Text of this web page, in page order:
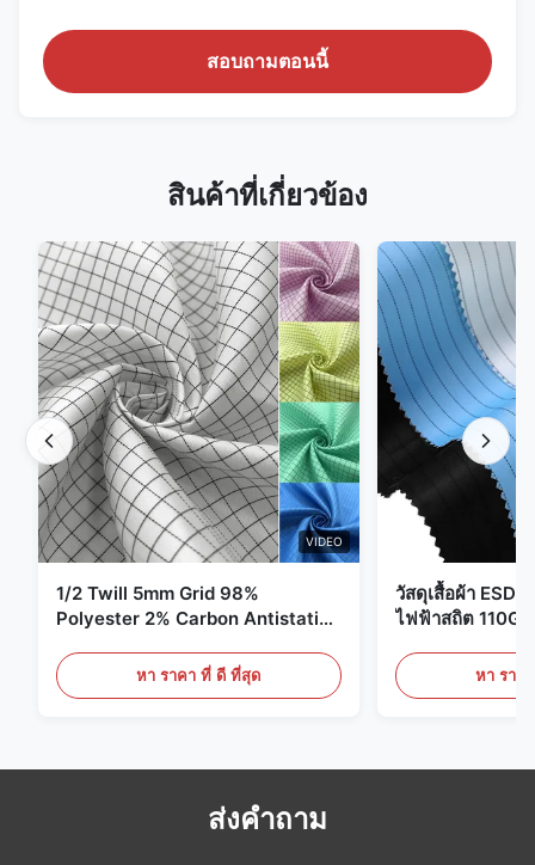
สอบถามตอนนี้
สินค้าที่เกี่ยวข้อง
VIDEO
1/2 Twill 5mm Grid 98%
Polyester 2% Carbon Antistatic
หา ราคา ที่ ดี ที่สุด
วัสดุเสื้อผ้า ESD
ไฟฟ้าสถิต
หา ราค
ส่งคำถาม